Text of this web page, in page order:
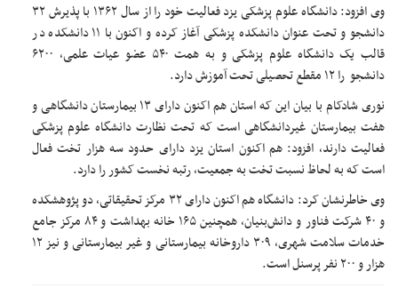
وی افزود: دانشگاه علوم پزشکی یزد فعالیت خود را از سال ۱۳۶۲ با پذیرش ۳۲
دانشجو و تحت عنوان دانشکده پزشکی آغاز کرده و اکنون با ۱۱ دانشکده در
قالب یک دانشگاه علوم پزشکی و به همت ۵۴۰ عضو عیات علمی، ۶۲۰۰
دانشجو را ۱۲ مقطع تحصیلی تحت آموزش دارد.
نوری شادکام با بیان این که استان هم اکنون دارای ۱۳ بیمارستان دانشگاهی و
هفت بیمارستان غیردانشگاهی است که تحت نظارت دانشگاه علوم پزشکی
فعالیت دارند، افزود: هم اکنون استان یزد دارای حدود سه هزار تخت فعال
است که به لحاظ نسبت تخت به جمعیت، رتبه نخست کشور را دارد.
وی خاطرنشان کرد: دانشگاه هم اکنون دارای ۳۲ مرکز تحقیقاتی، دو پژوهشکده
و ۴۰ شرکت فناور و دانش‌بنیان، همچنین ۱۶۵ خانه بهداشت و ۸۴ مرکز جامع
خدمات سلامت شهری، ۳۰۹ داروخانه بیمارستانی و غیر بیمارستانی و نیز ۱۲
هزار و ۲۰۰ نفر پرسنل است.